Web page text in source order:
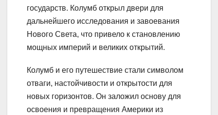
государств. Колумб открыл двери для
дальнейшего исследования и завоевания
Нового Света, что привело к становлению
мощных империй и великих открытий.
Колумб и его путешествие стали символом
отваги, настойчивости и открытости для
новых горизонтов. Он заложил основу для
освоения и превращения Америки из